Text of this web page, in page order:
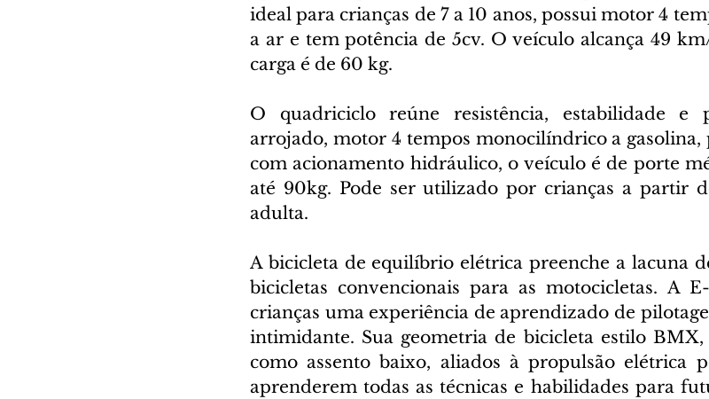
ideal para crianças de 7 a 10 anos, possui motor 4
a ar e tem potência de 5cv. O veículo alcança 49
carga é de 60 kg.
O quadriciclo reúne resistência, estabilidade e
arrojado, motor 4 tempos monocilíndrico a
com acionamento hidráulico, o veículo é de porte
até 90kg. Pode ser utilizado por crianças a partir
adulta.
A bicicleta de equilíbrio elétrica preenche a lacuna
bicicletas convencionais para as motocicletas. A
crianças uma experiência de aprendizado de
intimidante. Sua geometria de bicicleta estilo BMX,
como assento baixo, aliados à propulsão elétrica
aprenderem todas as técnicas e habilidades para